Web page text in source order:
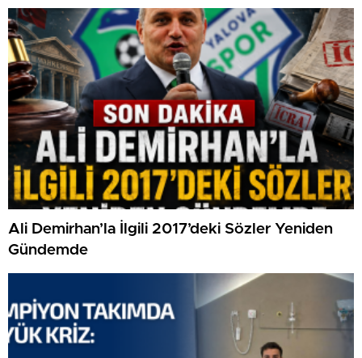
Ali Demirhan’la İlgili 2017’deki Sözler Yeniden
Gündemde